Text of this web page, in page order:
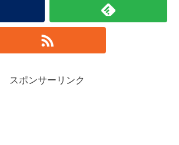
スポンサーリンク